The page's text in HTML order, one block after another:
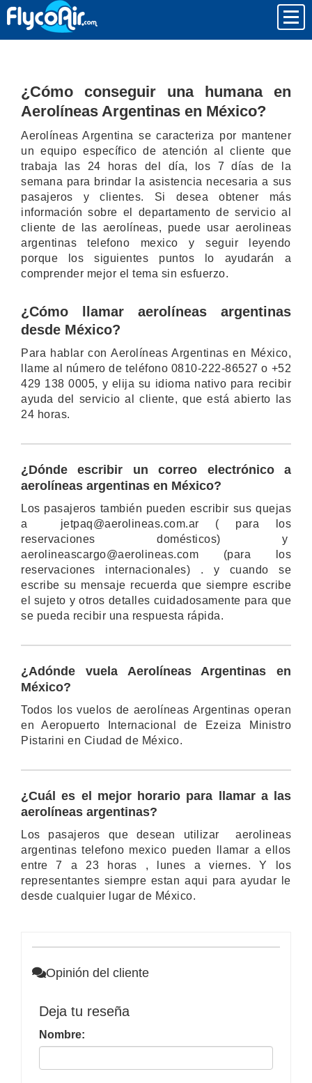
¿Cómo conseguir una humana en
Aerolíneas Argentinas en México?
Aerolíneas Argentina se caracteriza por mantener
un equipo específico de atención al cliente que
trabaja las 24 horas del día, los 7 días de la
semana para brindar la asistencia necesaria a sus
pasajeros y clientes. Si desea obtener más
información sobre el departamento de servicio al
cliente de las aerolíneas, puede usar aerolineas
argentinas telefono mexico y seguir leyendo
porque los siguientes puntos lo ayudarán a
comprender mejor el tema sin esfuerzo.
¿Cómo llamar aerolíneas argentinas
desde México?
Para hablar con Aerolíneas Argentinas en México,
llame al número de teléfono 0810-222-86527 o +52
429 138 0005, y elija su idioma nativo para recibir
ayuda del servicio al cliente, que está abierto las
24 horas.
¿Dónde escribir un correo electrónico a
aerolíneas argentinas en México?
Los pasajeros también pueden escribir sus quejas
a jetpaq@aerolineas.com.ar ( para los
reservaciones domésticos) y
aerolineascargo@aerolineas.com (para los
reservaciones internacionales) . y cuando se
escribe su mensaje recuerda que siempre escribe
el sujeto y otros detalles cuidadosamente para que
se pueda recibir una respuesta rápida.
¿Adónde vuela Aerolíneas Argentinas en
México?
Todos los vuelos de aerolíneas Argentinas operan
en Aeropuerto Internacional de Ezeiza Ministro
Pistarini en Ciudad de México.
¿Cuál es el mejor horario para llamar a las
aerolíneas argentinas?
Los pasajeros que desean utilizar aerolineas
argentinas telefono mexico pueden llamar a ellos
entre 7 a 23 horas , lunes a viernes. Y los
representantes siempre estan aqui para ayudar le
desde cualquier lugar de México.
Opinión del cliente
Deja tu reseña
Nombre: